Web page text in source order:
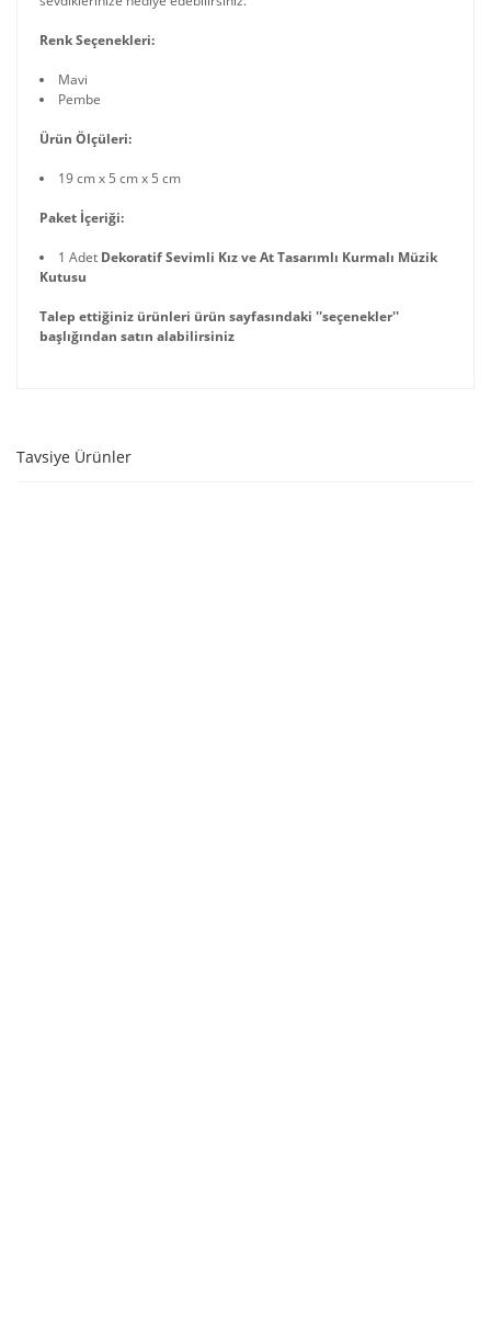
Renk Seçenekleri:
Mavi
Pembe
Ürün Ölçüleri:
19 cm x 5 cm x 5 cm
Paket İçeriği:
1 Adet Dekoratif Sevimli Kız ve At Tasarımlı Kurmalı Müzik
Kutusu
Talep ettiğiniz ürünleri ürün sayfasındaki ''seçenekler''
başlığından satın alabilirsiniz
Tavsiye Ürünler